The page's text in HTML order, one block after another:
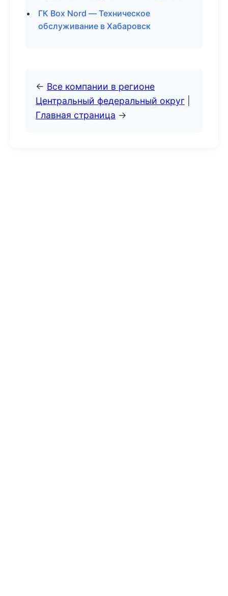
ГК Box Nord — Техническое
обслуживание в Хабаровск
← Все компании в регионе
Центральный федеральный округ
Главная страница →